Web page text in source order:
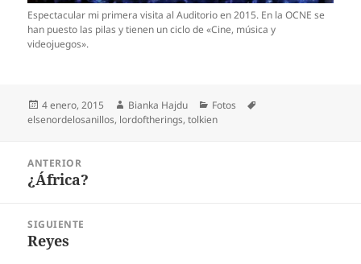
Espectacular mi primera visita al Auditorio en 2015. En la OCNE se
han puesto las pilas y tienen un ciclo de «Cine, música y
videojuegos».
Publicado
el
4 enero, 2015 Autor
Bianka Hajdu Categorías
Fotos
elsenordelosanillos, lordoftherings,tolkien
entradas
ANTERIOR
Entrada
¿África?
SIGUIENTE
Entrada
Reyes